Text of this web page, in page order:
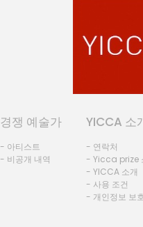
경쟁 예술가
- 아티스트
- 비공개 내역
YICCA 소
- 연락처
- Yicca prize
- YICCA 소개
- 사용 조건
- 개인정보 보